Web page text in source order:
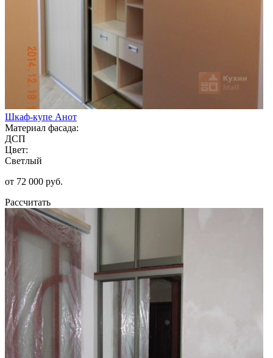
Шкаф-купе Анот
Материал фасада:
ДСП
Цвет:
Светлый
от 72 000 руб.
Рассчитать